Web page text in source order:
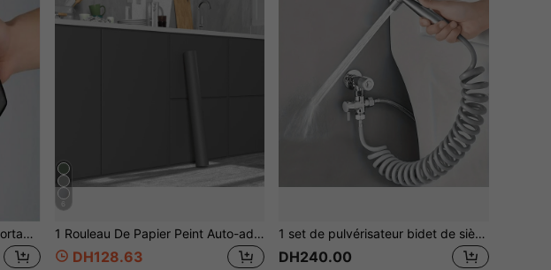
Poignée de déclenchement portable pour bombe de peinture en aérosol, accessoire d'assistance pour la peinture au pistolet, universel, en matière plastique - Peinture en aérosol automobile 1 Rouleau De Papier Peint Auto-adhésif Et Pelable Gris Foncé, Film Vinyle Épais Résistant À L'eau Et À L'huile, Convient Pour Les Murs De Armoires, Comptoirs, Bureaux Et Portes
DH128.63
1 set de pulvérisateur bidet de siège de toilette avec robinet de baignoire manuel, pulvérisateur bidet manuel de salle de bain, pommeau de douche pour auto-nettoyage
DH240.00